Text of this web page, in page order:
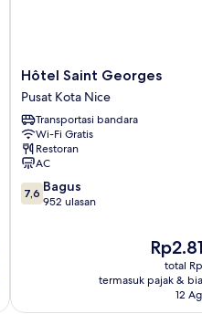
Hôtel
Saint
Georges
Pusat
Kota
Nice
Hôtel Saint Georges
Pusat Kota Nice
Transportasi bandara
Wi-Fi Gratis
Restoran
AC
7.6
dari
7,6 Bagus
952 ulasan
Harga
sekarang
total
termasuk pajak &
12